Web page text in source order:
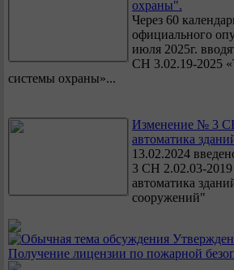
охраны".
Через 60
официального
июля 2025г.
СН 3.02.19-2025
системы охраны»...
Изменение № 3
автоматика
13.02.2024
3 СН 2.02.03-
автоматика
сооружений"
Получение лицензии по пожарной